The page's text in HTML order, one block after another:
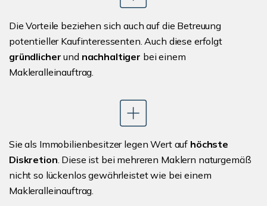
Die Vorteile beziehen sich auch auf die Betreuung
potentieller Kaufinteressenten. Auch diese erfolgt
gründlicherund nachhaltiger bei einem
Makleralleinauftrag.
Sie als Immobilienbesitzer legen Wert auf höchste
Diskretion . Diese ist bei mehreren Maklern naturgemäß
nicht so lückenlos gewährleistet wie bei einem
Makleralleinauftrag.